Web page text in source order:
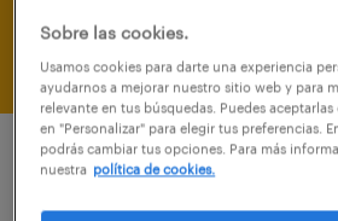
share article:
¿Quiénes están más
con su empleo
Sobre las cookies.
Usamos cookies para darte una experiencia
ayudarnos a mejorar nuestro sitio web y para
relevante en tus búsquedas. Puedes
en "Personalizar" para elegir tus preferencias.
podrás cambiar tus opciones. Para más
nuestra política de cookies.